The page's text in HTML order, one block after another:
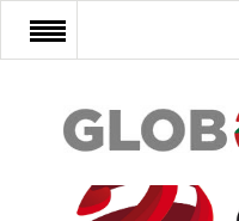
FŐOLDAL
AFRIKA